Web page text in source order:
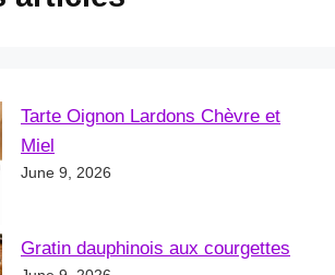
Tarte Oignon Lardons Chèvre et
Miel
June 9, 2026
Gratin dauphinois aux courgettes